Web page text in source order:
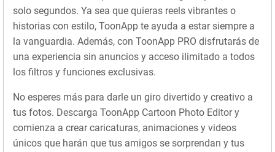
solo segundos. Ya sea que quieras reels vibrantes o
historias con estilo, ToonApp te ayuda a estar siempre a
la vanguardia. Además, con ToonApp PRO disfrutarás de
una experiencia sin anuncios y acceso ilimitado a todos
los filtros y funciones exclusivas.
No esperes más para darle un giro divertido y creativo a
tus fotos. Descarga ToonApp Cartoon Photo Editor y
comienza a crear caricaturas, animaciones y videos
únicos que harán que tus amigos se sorprendan y tus